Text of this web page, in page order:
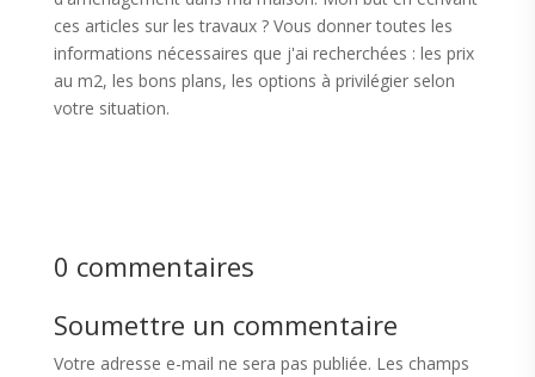
ces articles sur les travaux ? Vous donner toutes les
informations nécessaires que j'ai recherchées : les prix
au m2, les bons plans, les options à privilégier selon
votre situation.
0 commentaires
Soumettre un commentaire
Votre adresse e-mail ne sera pas publiée. Les champs